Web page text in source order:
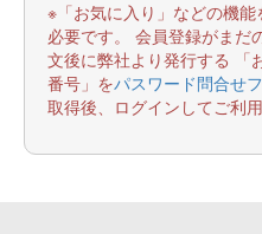
※「お気に入り」などの機
必要です。 会員登録がまだ
文後に弊社より発行する 「
番号」をパスワード問合せ
取得後、ログインしてご利用